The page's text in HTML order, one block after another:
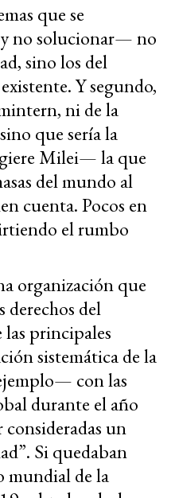
que se
no solucionar— no
sino los del
Y segundo,
ni de la
que sería la
Milei— la que
del mundo al
cuenta. Pocos en
el rumbo
organización que
derechos del
las principales
sistemática de la
con las
durante el año
consideradas un
Si quedaban
mundial de la